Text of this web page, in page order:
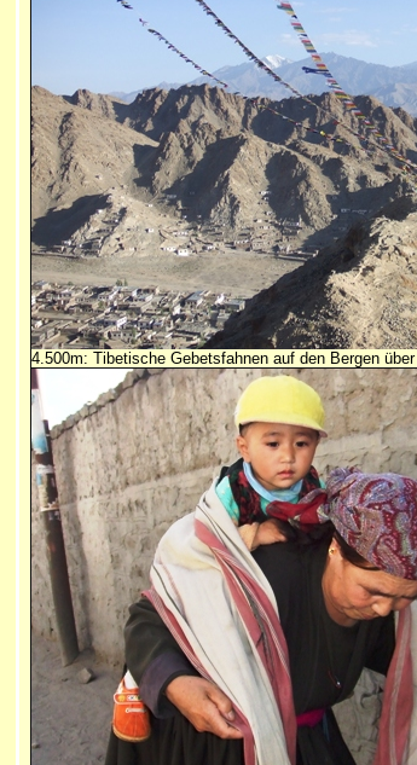
4.500m: Tibetische Gebetsfahnen auf den Bergen über